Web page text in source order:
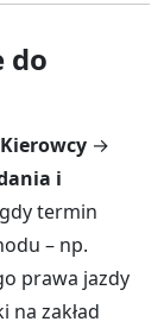
do
Kierowcy →
i
termin
– np.
prawa jazdy
na zakład